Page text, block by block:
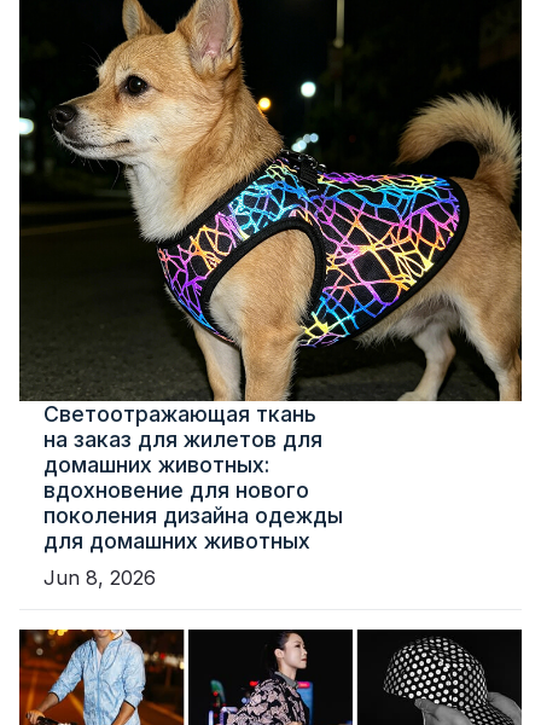
Светоотражающая ткань
на заказ для жилетов для
домашних животных:
вдохновение для нового
поколения дизайна одежды
для домашних животных
Jun 8, 2026